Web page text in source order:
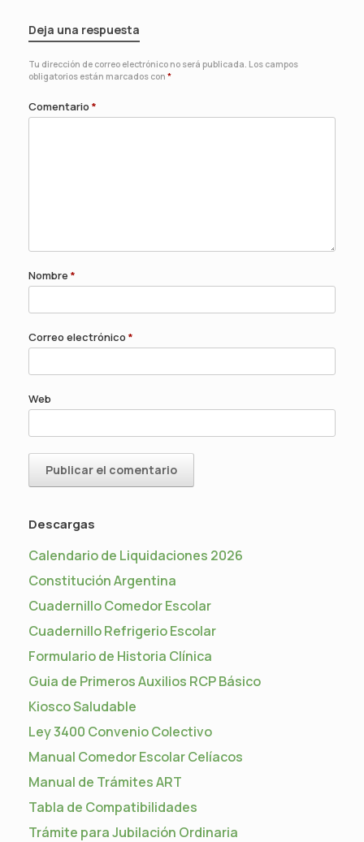
Deja una respuesta
Tu dirección de correo electrónico no será publicada. Los campos
obligatorios están marcados con *
Comentario *
Nombre *
Correo electrónico *
Web
Descargas
Calendario de Liquidaciones 2026
Constitución Argentina
Cuadernillo Comedor Escolar
Cuadernillo Refrigerio Escolar
Formulario de Historia Clínica
Guia de Primeros Auxilios RCP Básico
Kiosco Saludable
Ley 3400 Convenio Colectivo
Manual Comedor Escolar Celíacos
Manual de Trámites ART
Tabla de Compatibilidades
Trámite para Jubilación Ordinaria